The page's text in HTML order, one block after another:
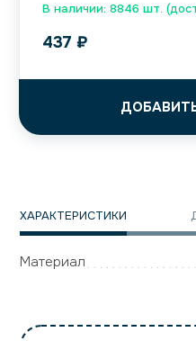
В наличии: 8846 шт.
437 ₽
ХАРАКТЕРИСТИКИ
Материал